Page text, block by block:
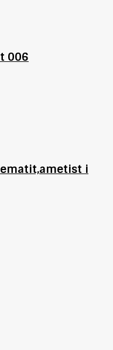
006
i